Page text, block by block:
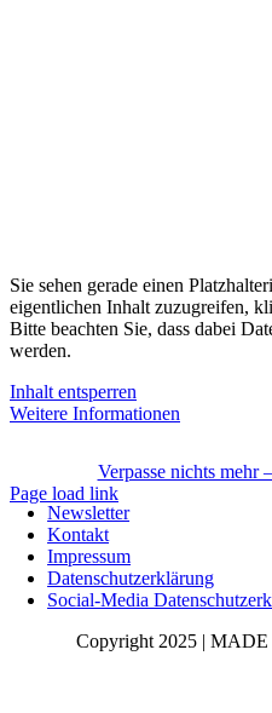
Sie sehen gerade einen
eigentlichen Inhalt zuzugreifen,
Bitte beachten Sie, dass dabei
werden.
Inhalt entsperren
Weitere Informationen
Verpasse nichts mehr
Newsletter
Kontakt
Impressum
Datenschutzerklärung
Social-Media
Copyright 2025 |
Page load link
Nach
oben